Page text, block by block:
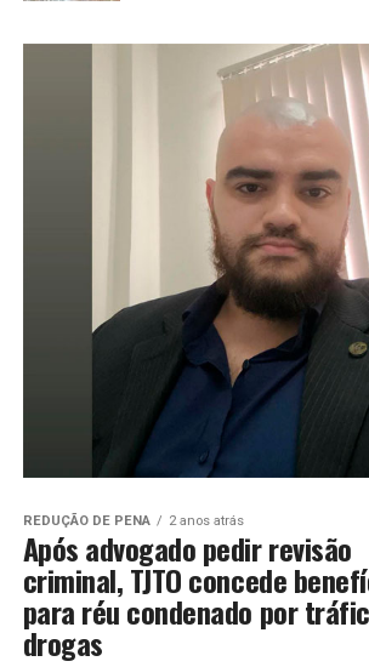
REDUÇÃO DE PENA 2 anos atrás
Após advogado pedir revisão
criminal, TJTO concede
para réu condenado por
drogas